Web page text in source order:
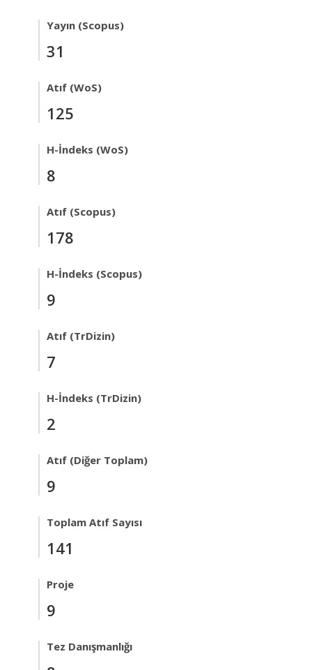
Yayın (Scopus)
31
Atıf (WoS)
125
H-İndeks (WoS)
8
Atıf (Scopus)
178
H-İndeks (Scopus)
9
Atıf (TrDizin)
7
H-İndeks (TrDizin)
2
Atıf (Diğer Toplam)
9
Toplam Atıf Sayısı
141
Proje
9
Tez Danışmanlığı